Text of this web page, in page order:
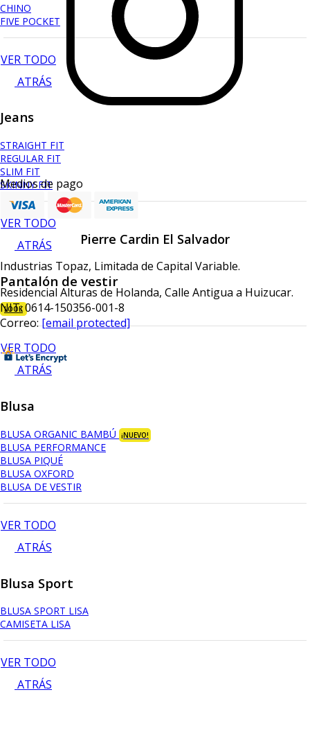
CHINO
FIVE POCKET
VER TODO
ATRÁS
Jeans
STRAIGHT FIT
REGULAR FIT
SLIM FIT
SKINNY FIT
VER TODO
ATRÁS
Pantalón de vestir
LOOK
VER TODO
ATRÁS
Blusa
BLUSA ORGANIC BAMBÚ ¡NUEVO!
BLUSA PERFORMANCE
BLUSA PIQUÉ
BLUSA OXFORD
BLUSA DE VESTIR
VER TODO
ATRÁS
Blusa Sport
BLUSA SPORT LISA
CAMISETA LISA
VER TODO
ATRÁS
Medios de pago
Pierre Cardin El Salvador
Industrias Topaz, Limitada de Capital Variable.
Residencial Alturas de Holanda, Calle Antigua a Huizucar.
NIT: 0614-150356-001-8
Correo:[email protected]